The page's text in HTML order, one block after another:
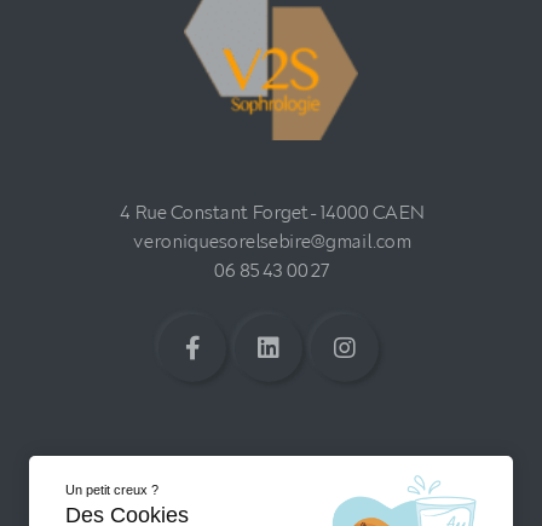
4 Rue Constant Forget - 14000 CAEN
veroniquesorelsebire@gmail.com
06 85 43 00 27
Un petit creux ?
Des Cookies